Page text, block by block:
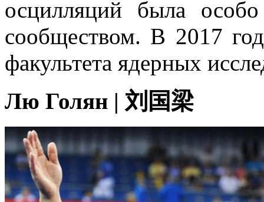
осцилляций была
сообществом. В 2017
факультета ядерных
Лю Голян | 刘国梁